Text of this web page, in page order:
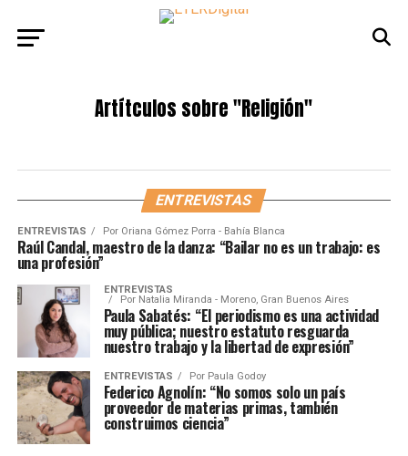
Artítculos sobre"Religión"
ENTREVISTAS
ENTREVISTAS Por Oriana Gómez Porra - Bahía Blanca
Raúl Candal, maestro de la danza: “Bailar no es un trabajo: es
una profesión”
ENTREVISTAS
Por Natalia Miranda - Moreno, Gran Buenos Aires
Paula Sabatés: “El periodismo es una actividad
muy pública; nuestro estatuto resguarda
nuestro trabajo y la libertad de expresión”
ENTREVISTAS Por Paula Godoy
Federico Agnolín: “No somos solo un país
proveedor de materias primas, también
construimos ciencia”